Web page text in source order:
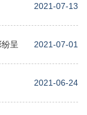
2021-07-13
呈 2021-07-01
2021-06-24